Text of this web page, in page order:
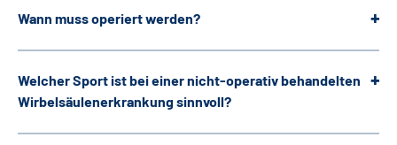
Wann muss operiert werden?
Welcher Sport ist bei einer nicht-operativ behandelten
Wirbelsäulenerkrankung sinnvoll?